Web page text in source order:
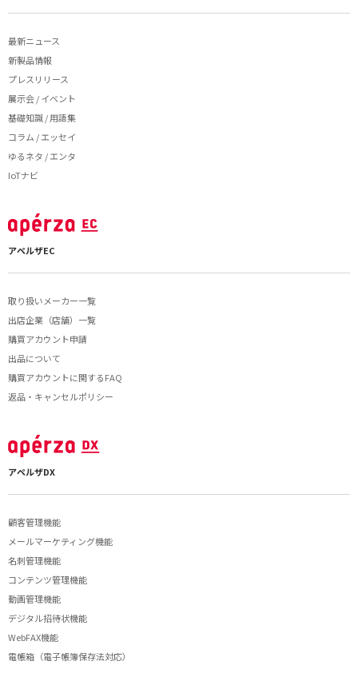
最新ニュース
新製品情報
プレスリリース
展示会 / イベント
基礎知識 / 用語集
コラム / エッセイ
ゆるネタ / エンタ
IoTナビ
アペルザEC
取り扱いメーカー一覧
出店企業（店舗）一覧
購買アカウント申請
出品について
購買アカウントに関するFAQ
返品・キャンセルポリシー
アペルザDX
顧客管理機能
メールマーケティング機能
名刺管理機能
コンテンツ管理機能
動画管理機能
デジタル招待状機能
WebFAX機能
電帳箱（電子帳簿保存法対応）